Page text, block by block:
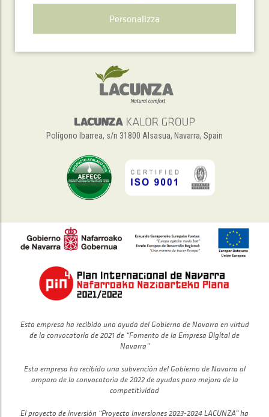
Servizio di assistenza telefonica
+34 948 563 511
Polígono Ibarrea, s/n 31800 Alsasua, Navarra, Spain
Esta empresa ha recibido una ayuda del Gobierno de Navarra en virtud
de la convocatoria de 2021 de “Fomento de la Empresa Digital de
Navarra”
Esta empresa ha recibido una subvención del Gobierno de Navarra al
amparo de la convocatoria de 2022 de ayudas para mejora de la
competitividad
El proyecto de inversión “Proyecto Inversiones 2023-2024 LACUNZA” ha
Personalizza